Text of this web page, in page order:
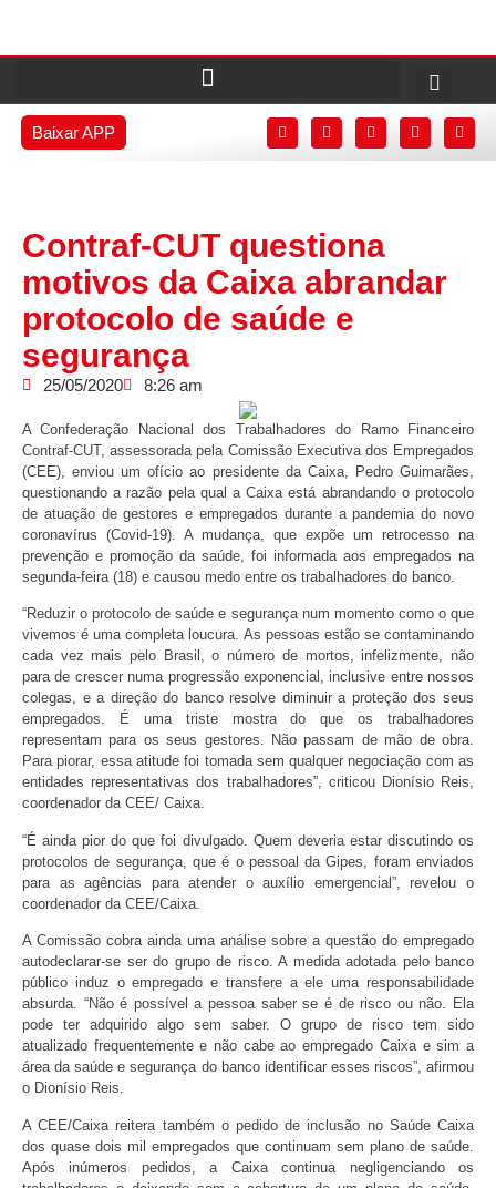
Baixar APP
Contraf-CUT questiona
motivos da Caixa abrandar
protocolo de saúde e
segurança
25/05/2020 8:26 am
A Confederação Nacional dos Trabalhadores do Ramo Financeiro
Contraf-CUT, assessorada pela Comissão Executiva dos Empregados
(CEE), enviou um ofício ao presidente da Caixa, Pedro Guimarães,
questionando a razão pela qual a Caixa está abrandando o protocolo
de atuação de gestores e empregados durante a pandemia do novo
coronavírus (Covid-19). A mudança, que expõe um retrocesso na
prevenção e promoção da saúde, foi informada aos empregados na
segunda-feira (18) e causou medo entre os trabalhadores do banco.
“Reduzir o protocolo de saúde e segurança num momento como o que
vivemos é uma completa loucura. As pessoas estão se contaminando
cada vez mais pelo Brasil, o número de mortos, infelizmente, não
para de crescer numa progressão exponencial, inclusive entre nossos
colegas, e a direção do banco resolve diminuir a proteção dos seus
empregados. É uma triste mostra do que os trabalhadores
representam para os seus gestores. Não passam de mão de obra.
Para piorar, essa atitude foi tomada sem qualquer negociação com as
entidades representativas dos trabalhadores”, criticou Dionísio Reis,
coordenador da CEE/ Caixa.
“É ainda pior do que foi divulgado. Quem deveria estar discutindo os
protocolos de segurança, que é o pessoal da Gipes, foram enviados
para as agências para atender o auxílio emergencial”, revelou o
coordenador da CEE/Caixa.
A Comissão cobra ainda uma análise sobre a questão do empregado
autodeclarar-se ser do grupo de risco. A medida adotada pelo banco
público induz o empregado e transfere a ele uma responsabilidade
absurda. “Não é possível a pessoa saber se é de risco ou não. Ela
pode ter adquirido algo sem saber. O grupo de risco tem sido
atualizado frequentemente e não cabe ao empregado Caixa e sim a
área da saúde e segurança do banco identificar esses riscos”, afirmou
o Dionísio Reis.
A CEE/Caixa reitera também o pedido de inclusão no Saúde Caixa
dos quase dois mil empregados que continuam sem plano de saúde.
Após inúmeros pedidos, a Caixa continua negligenciando os